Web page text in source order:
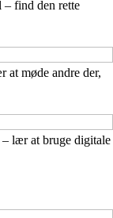
– find den rette
møde andre der,
lær at bruge digitale